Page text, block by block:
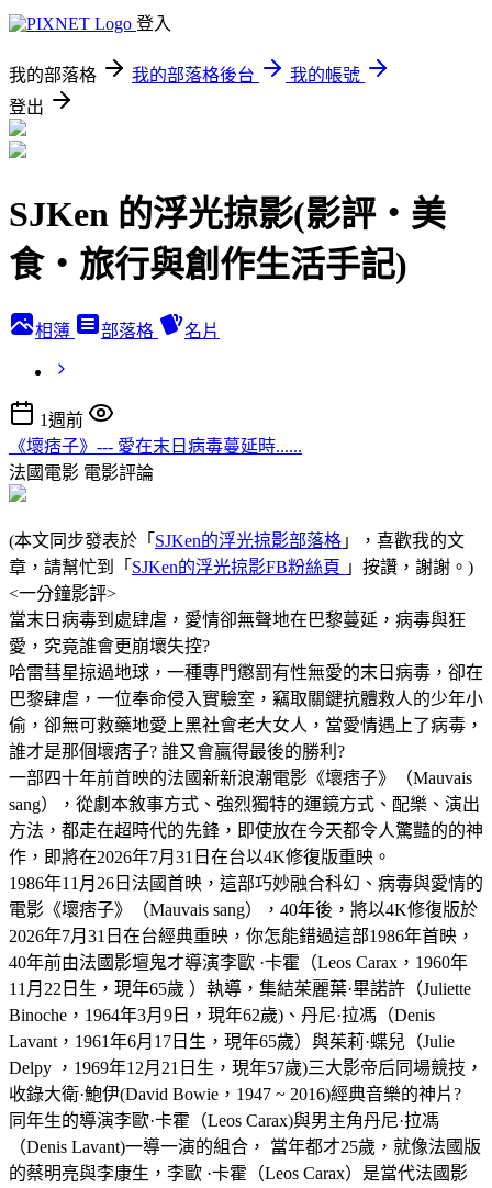
登入
我的部落格 我的部落格後台
我的帳號
登出
SJKen 的浮光掠影(影評‧美
食‧旅行與創作生活手記)
相簿 部落格 名片
1週前
《壞痞子》--- 愛在末日病毒蔓延時......
法國電影 電影評論
(本文同步發表於「 SJKen的浮光掠影部落格 」，喜歡我的文
章，請幫忙到「 SJKen的浮光掠影FB粉絲頁 」按讚，謝謝。)
<一分鐘影評>
當末日病毒到處肆虐，愛情卻無聲地在巴黎蔓延，病毒與狂
愛，究竟誰會更崩壞失控?
哈雷彗星掠過地球，一種專門懲罰有性無愛的末日病毒，卻在
巴黎肆虐，一位奉命侵入實驗室，竊取關鍵抗體救人的少年小
偷，卻無可救藥地愛上黑社會老大女人，當愛情遇上了病毒，
誰才是那個壞痞子? 誰又會贏得最後的勝利?
一部四十年前首映的法國新新浪潮電影《壞痞子》（Mauvais
sang），從劇本敘事方式、強烈獨特的運鏡方式、配樂、演出
方法，都走在超時代的先鋒，即使放在今天都令人驚豔的的神
作，即將在2026年7月31日在台以4K修復版重映。
1986年11月26日法國首映，這部巧妙融合科幻、病毒與愛情的
電影《壞痞子》（Mauvais sang），40年後，將以4K修復版於
2026年7月31日在台經典重映，你怎能錯過這部1986年首映，
40年前由法國影壇鬼才導演李歐 ·卡霍（Leos Carax，1960年
11月22日生，現年65歲 ）執導，集結茱麗葉·畢諾許（Juliette
Binoche，1964年3月9日，現年62歲)、丹尼·拉馮（Denis
Lavant，1961年6月17日生，現年65歲）與茱莉·蝶兒（Julie
Delpy ，1969年12月21日生，現年57歲)三大影帝后同場競技，
收錄大衛·鮑伊(David Bowie，1947 ~ 2016)經典音樂的神片?
同年生的導演李歐·卡霍（Leos Carax)與男主角丹尼·拉馮
（Denis Lavant)一導一演的組合， 當年都才25歲，就像法國版
的蔡明亮與李康生，李歐 ·卡霍（Leos Carax）是當代法國影